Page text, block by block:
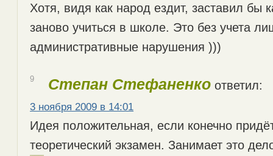
Хотя, видя как народ ездит, заставил бы
заново учиться в школе. Это без учета
административные нарушения )))
9 Степан Стефаненко ответил:
3 ноября 2009 в 14:01
Идея положительная, если конечно
теоретический экзамен. Занимает это